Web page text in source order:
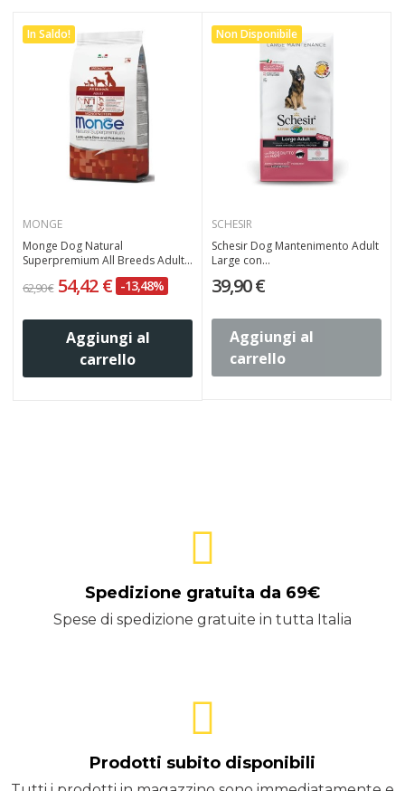
In Saldo!
MONGE
Monge Dog Natural
Superpremium All Breeds Adult...
62,90 € 54,42 € -13,48%
Aggiungi al
carrello
Non Disponibile
SCHESIR
Schesir Dog Mantenimento Adult
Large con...
39,90 €
Aggiungi al
carrello
Spedizione gratuita da 69€
Spese di spedizione gratuite in tutta Italia
Prodotti subito disponibili